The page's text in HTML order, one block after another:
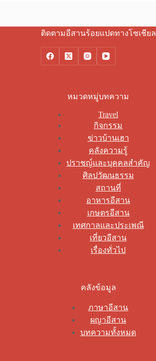
ติดตามอีสานร้อยแปดทางโซเชียล
หมวดหมู่บทความ
Travel
กิจกรรม
ข่าวบ้านเฮา
คลังความรู้
ปราชญ์และบุคคลสำคัญ
ศิลปวัฒนธรรม
สถานที่
อาหารอีสาน
เกษตรอีสาน
เทศกาลและประเพณี
เที่ยวอีสาน
เรื่องทั่วไป
คลังข้อมูล
ภาษาอีสาน
ผญาอีสาน
บทความทั้งหมด